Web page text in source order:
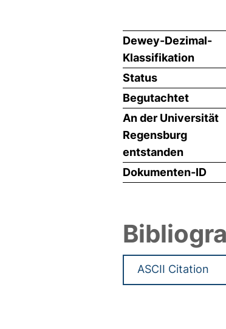
Dewey-Dezimal-
Klassifikation
Status
Begutachtet
An der Universität
Regensburg
entstanden
Dokumenten-ID